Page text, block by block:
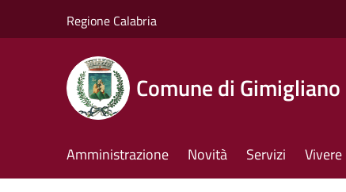
Regione Calabria
Comune di Gimigliano
Amministrazione Novità Servizi